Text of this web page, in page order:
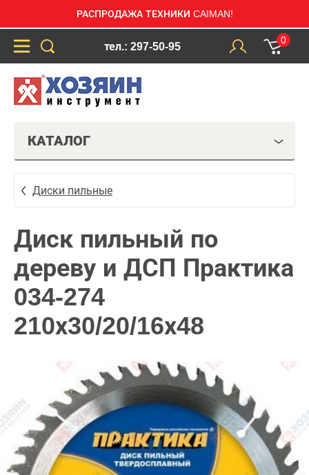
РАСПРОДАЖА ТЕХНИКИ CAIMAN!
тел.: 297-50-95
0
КАТАЛОГ
Диски пильные
Диск пильный по
дереву и ДСП Практика
034-274
210х30/20/16х48